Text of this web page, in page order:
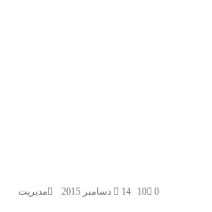
مدیریت 14 دسامبر 2015 0
10